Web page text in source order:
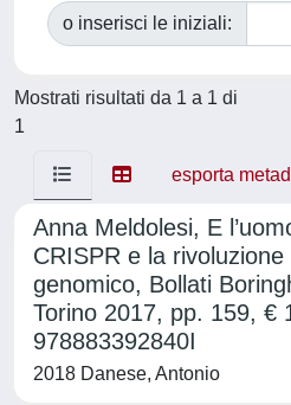
o inserisci le iniziali:
Mostrati risultati da 1 a 1 di
1
esporta
Anna Meldolesi, E
CRISPR e la rivoluzione
genomico, Bollati
Torino 2017, pp. 159, €
978883392840I
2018 Danese, Antonio